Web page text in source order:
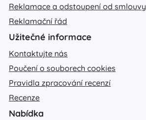
Reklamace a odstoupení od smlouvy
Reklamační řád
Užitečné informace
Kontaktujte nás
Poučení o souborech cookies
Pravidla zpracování recenzí
Recenze
Nabídka